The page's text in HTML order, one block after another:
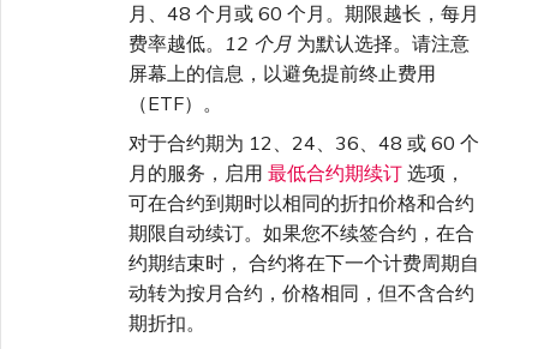
月、48 个月或 60 个月。期限越长，每月
费率越低。 12 个月 为默认选择。请注意
屏幕上的信息，以避免提前终止费用
（ETF）。
对于合约期为 12、24、36、48 或 60 个
月的服务，启用 最低合约期续订 选项，
可在合约到期时以相同的折扣价格和合约
期限自动续订。如果您不续签合约，在合
约期结束时， 合约将在下一个计费周期自
动转为按月合约，价格相同，但不含合约
期折扣。